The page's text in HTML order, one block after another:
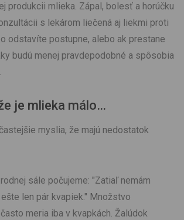
produkcii mlieka. Zápal, bolesť a horúčku
s lekárom liečená aj liekmi proti
odstavíte postupne, alebo ak prestane
budú menej pravdepodobné a spôsobia
je mlieka málo…
myslia, že majú nedostatok
sále počujeme: "Zatiaľ nemám
len pár kvapiek." Množstvo
meria iba v kvapkách. Žalúdok